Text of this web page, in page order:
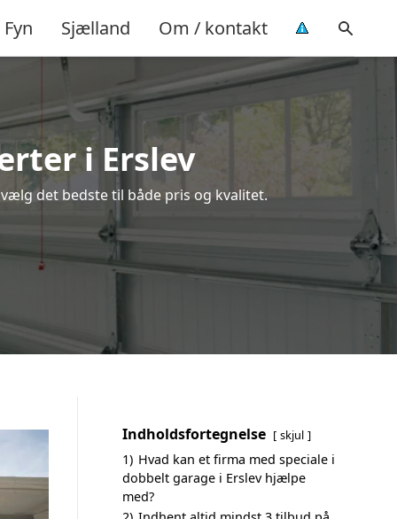
Fyn Sjælland Om / kontakt
i Erslev
det bedste til både pris og kvalitet.
Indholdsfortegnelse skjul
1) Hvad kan et firma med speciale i
dobbelt garage i Erslev hjælpe
med?